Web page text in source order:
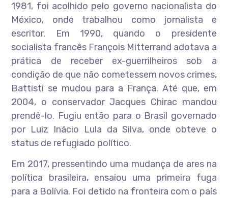
1981, foi acolhido pelo governo nacionalista do
México, onde trabalhou como jornalista e
escritor. Em 1990, quando o presidente
socialista francês François Mitterrand adotava a
prática de receber ex-guerrilheiros sob a
condição de que não cometessem novos crimes,
Battisti se mudou para a França. Até que, em
2004, o conservador Jacques Chirac mandou
prendê-lo. Fugiu então para o Brasil governado
por Luiz Inácio Lula da Silva, onde obteve o
status de refugiado político.
Em 2017, pressentindo uma mudança de ares na
política brasileira, ensaiou uma primeira fuga
para a Bolívia. Foi detido na fronteira com o país